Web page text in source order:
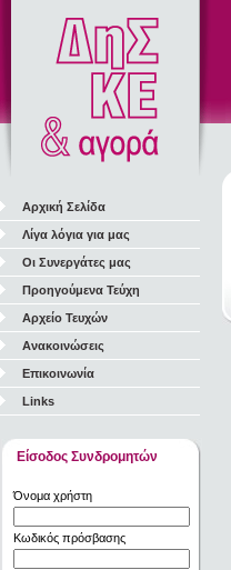
Αρχική Σελίδα
Λίγα λόγια για μας
Οι Συνεργάτες μας
Προηγούμενα Τεύχη
Αρχείο Τευχών
Ανακοινώσεις
Επικοινωνία
Links
Είσοδος Συνδρομητών
Όνομα χρήστη
Κωδικός πρόσβασης